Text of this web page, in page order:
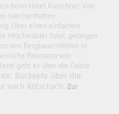
beim Hotel Kürschner. Von
märchenhaften
Über einen einfachen
Mischwälder führt, gelangen
den Bergbauernhöfen in
Panorama von
geht es über die Dobra
Rückkehr über die
nach Kötschach. Zur